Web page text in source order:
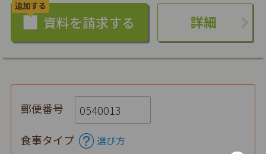
詳細
郵便番号
食事タイプ 選び方